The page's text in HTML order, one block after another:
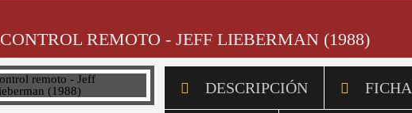
CONTROL REMOTO - JEFF LIEBERMAN (1988)
DESCRIPCIÓN FICHA